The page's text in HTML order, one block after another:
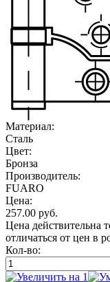
Материал:
Сталь
Цвет:
Бронза
Производитель:
FUARO
Цена:
257.00 руб.
Цена действительна
отличаться от цен в
Кол-во: